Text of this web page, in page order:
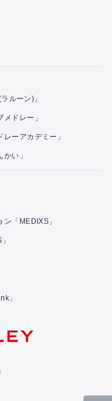
ルーン)」
ドレー」
ーアカデミー」
い」
「MEDIXS」
」